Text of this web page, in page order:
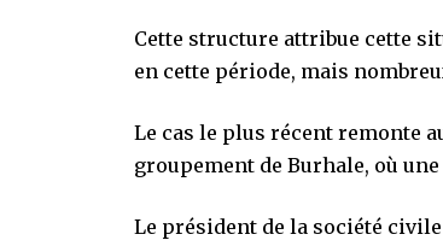
Cette structure attribue cette
en cette période, mais
Le cas le plus récent remonte
groupement de Burhale, où une
Le président de la société